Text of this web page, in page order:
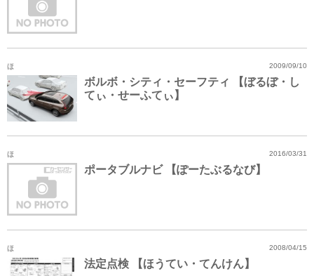
ほ 2009/09/10
ボルボ・シティ・セーフティ 【ぼるぼ・し
てぃ・せーふてぃ】
ほ 2016/03/31
ポータブルナビ 【ぽーたぶるなび】
ほ 2008/04/15
法定点検 【ほうてい・てんけん】